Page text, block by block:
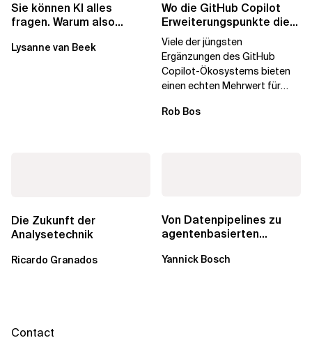
Sie können KI alles
fragen. Warum also
noch?
Lysanne van Beek
Wo die GitHub Copilot
Erweiterungspunkte die
Governance brechen
Viele der jüngsten
Ergänzungen des GitHub
Copilot-Ökosystems bieten
einen echten Mehrwert für
aber auch die...
Rob Bos
Die Zukunft der
Analysetechnik
Ricardo Granados
Von Datenpipelines zu
agentenbasierten
Analytics...
Yannick Bosch
Contact